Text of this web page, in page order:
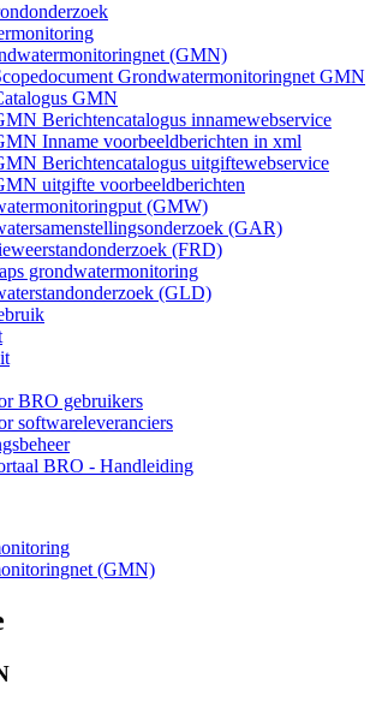
(GMN)
Grondwatermonitoringnet GMN
GMN
Berichtencatalogus innamewebservice
Inname voorbeeldberichten in xml
Berichtencatalogus uitgiftewebservice
uitgifte voorbeeldberichten
(GMW)
(GAR)
(FRD)
grondwatermonitoring
(GLD)
BRO gebruikers
softwareleveranciers
BRO - Handleiding
(GMN)